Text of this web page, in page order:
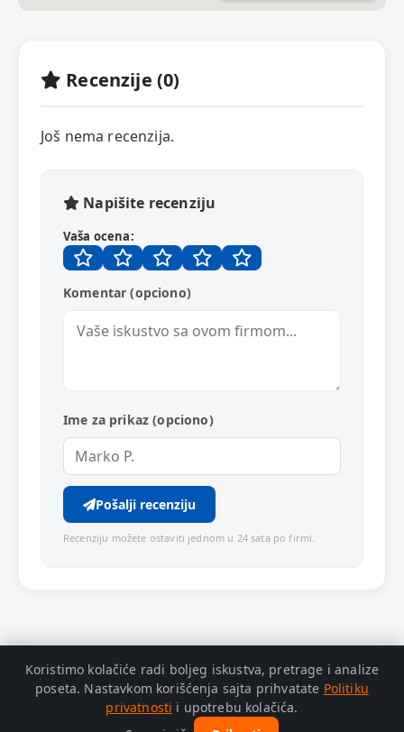
Recenzije (0)
Još nema recenzija.
Napišite recenziju
Vaša ocena:
Komentar (opciono)
Ime za prikaz (opciono)
Pošalji recenziju
Recenziju možete ostaviti jednom u 24 sata po firmi.
© 2026 Zaječar Info. Adresa: Trg Oslobođenja bb, Zaječar.
Koristimo kolačiće radi boljeg iskustva, pretrage i analize
poseta. Nastavkom korišćenja sajta prihvatate Politiku
privatnosti i upotrebu kolačića.